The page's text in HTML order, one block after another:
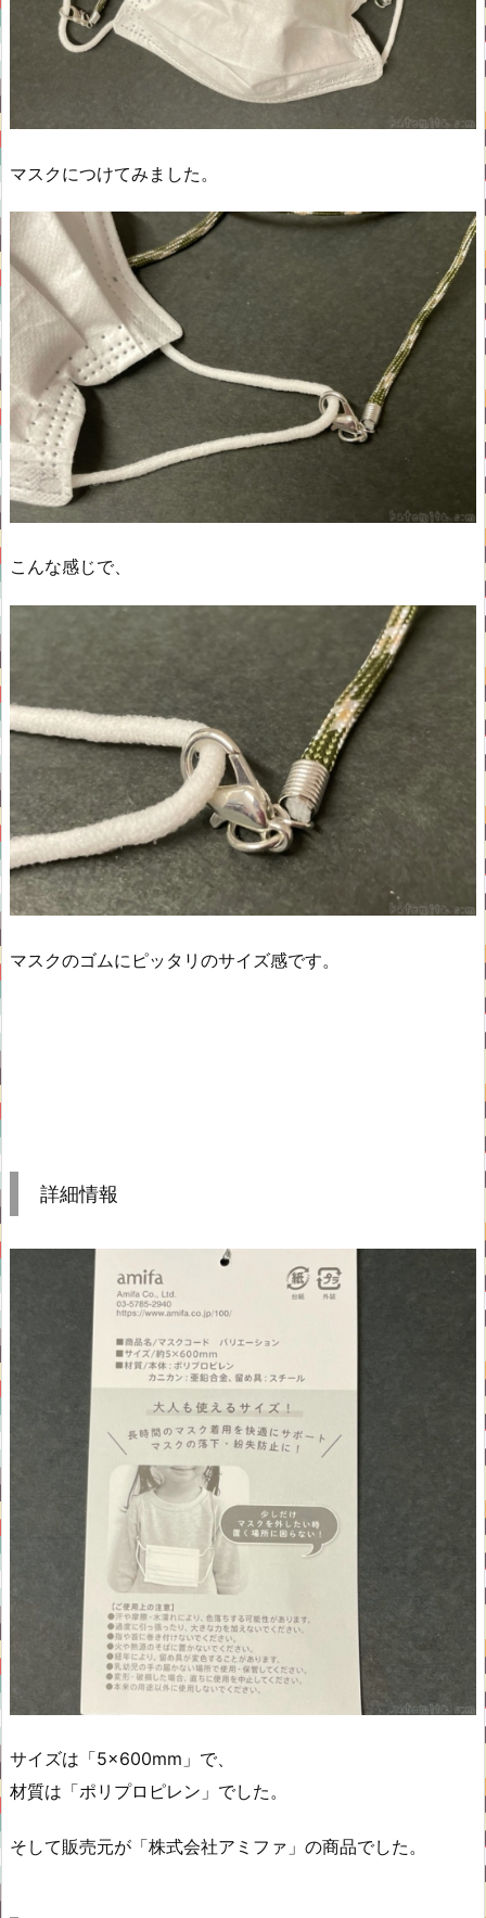
マスクにつけてみました。
こんな感じで、
マスクのゴムにピッタリのサイズ感です。
詳細情報
サイズは「5×600mm」で、
材質は「ポリプロピレン」でした。
そして販売元が「株式会社アミファ」の商品でした。